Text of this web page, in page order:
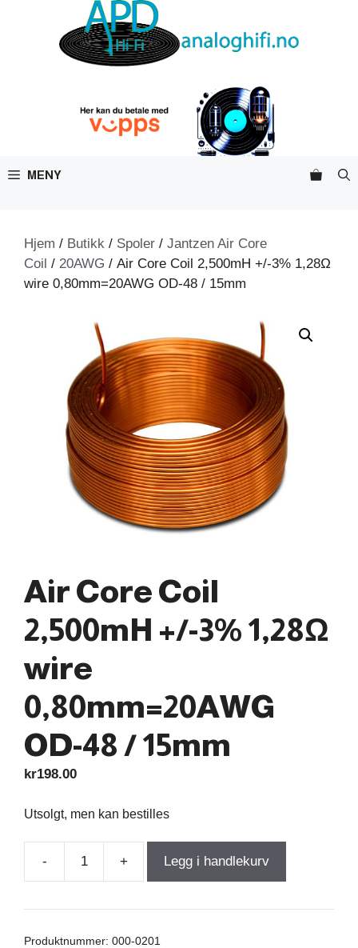
MENY
Hjem / Butikk / Spoler / Jantzen Air Core
Coil / 20AWG / Air Core Coil 2,500mH +/-3% 1,28Ω
wire 0,80mm=20AWG OD-48 / 15mm
Air Core Coil
2,500mH +/-3% 1,28Ω
wire
0,80mm=20AWG
OD-48 / 15mm
kr198.00
Utsolgt, men kan bestilles
-
Coil
+ Legg i handlekurv
Produktnummer: 000-0201